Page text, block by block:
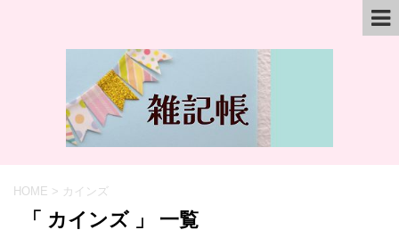
HOME > カインズ
「 カインズ 」 一覧